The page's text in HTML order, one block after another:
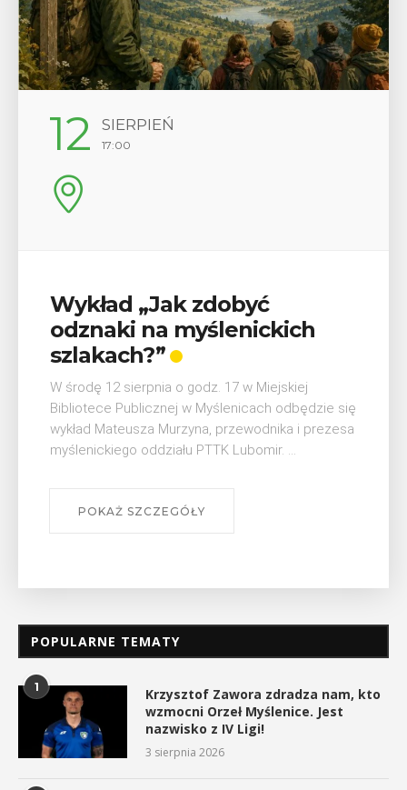
29 SIERPIEŃ
08:00 - 18:00
V Turniej Myślimira.
Mieszczanie i rzemieślnicy
W ostatni weekend wakacji, czyli 29-30 sierpnia w
Myślenicach odbędzie się piąta edycja Turnieju
Myślimira. Wydarzenie organizowane przez
Muzeum Niepodległości w Myślenicach odbędzie
się na ...
POKAŻ SZCZEGÓŁY
POPULARNE TEMATY
1
Krzysztof Zawora zdradza nam, kto
wzmocni Orzeł Myślenice. Jest
nazwisko z IV Ligi!
3 sierpnia 2026